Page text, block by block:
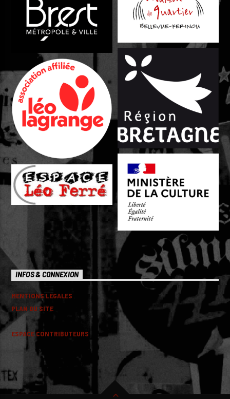
INFOS & CONNEXION
MENTIONS LEGALES
PLAN DU SITE
ESPACE CONTRIBUTEURS